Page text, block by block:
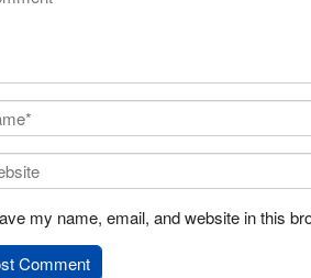
my name, email, and website in this